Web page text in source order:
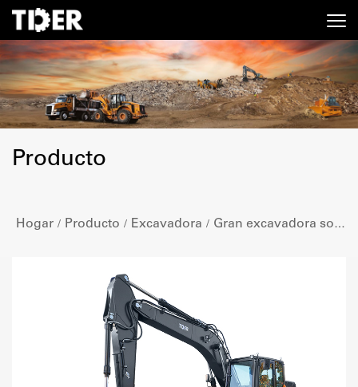
Producto
Hogar / Producto / Excavadora / Gran excavadora sobre orugas